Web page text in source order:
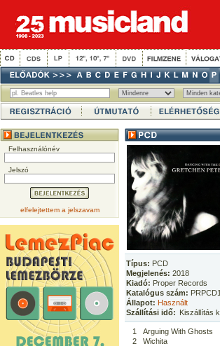
Felhasználónév
Jelszó
elfelejtettem a jelszavam
Típus: PCD
Megjelenés: 2018
Kiadó: Proper Records
Katalógus szám:
Állapot: Használt
Szállítási idő: Kiszállítás
1
Arguing With Ghosts
2
Wichita